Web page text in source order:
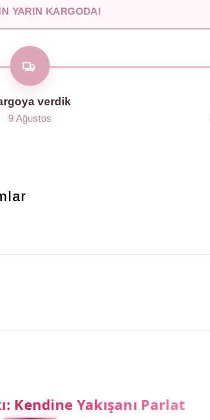
YARIN KARGODA!
verdik
9 Ağustos
Kendine Yakışanı Parlat